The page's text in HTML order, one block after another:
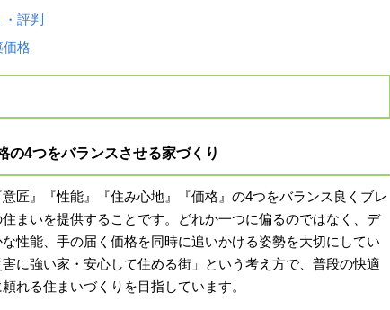
評判
格
の4つをバランスさせる家づくり
匠』『性能』『住み心地』『価格』の4つをバランス良くブレ
まいを提供することです。どれか一つに偏るのではなく、デ
性能、手の届く価格を同時に追いかける姿勢を大切にしてい
に強い家・安心して住める街」という考え方で、普段の快適
れる住まいづくりを目指しています。